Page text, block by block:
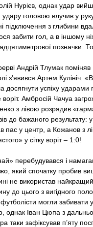
Нурієв, однак удар
удару головою влучив у
підключення з глибини
забити гол, а в іншому
позначки.
Андрій Тлумак поміняв
з’явився Артем Кулініч.
досягнути успіху
Амбросій Чачуа
з лівою розрядив
до бажаного
пас у центр, а Кожанов з
у сітку воріт – 1:0!
перебудувався і
який спочатку пробив
не використав
до цього з вигідного
могли забивати
однак Іван Цюпа з
таки зафіксував п’яту